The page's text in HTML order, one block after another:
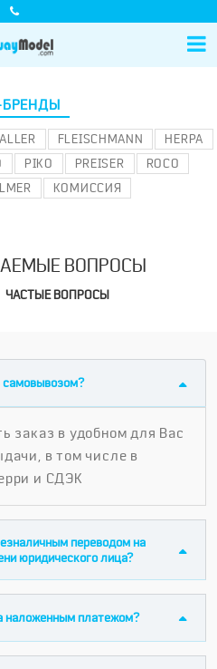
FLEISCHMANN
HERPA
PIKO PREISER
ROCO
КОМИССИЯ
ВОПРОСЫ
ЧАСТЫЕ ВОПРОСЫ
самовывозом?
заказ в удобном для Вас
в том числе в
и СДЭК
переводом на
юридического лица?
наложенным платежом?